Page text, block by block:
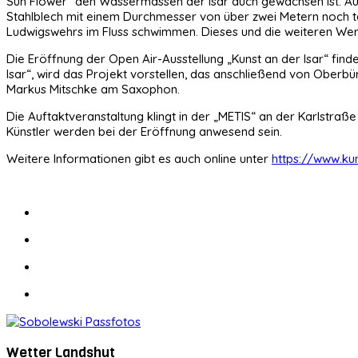
Stahlblech mit einem Durchmesser von über zwei Metern
Ludwigswehrs im Fluss schwimmen. Dieses und die weiteren
Die Eröffnung der Open Air-Ausstellung „Kunst an der Isar“
Isar“, wird das Projekt vorstellen, das anschließend von
Markus Mitschke am Saxophon.
Die Auftaktveranstaltung klingt in der „METIS“ an der
Künstler werden bei der Eröffnung anwesend sein.
Weitere Informationen gibt es auch online unter https://
Wetter Landshut